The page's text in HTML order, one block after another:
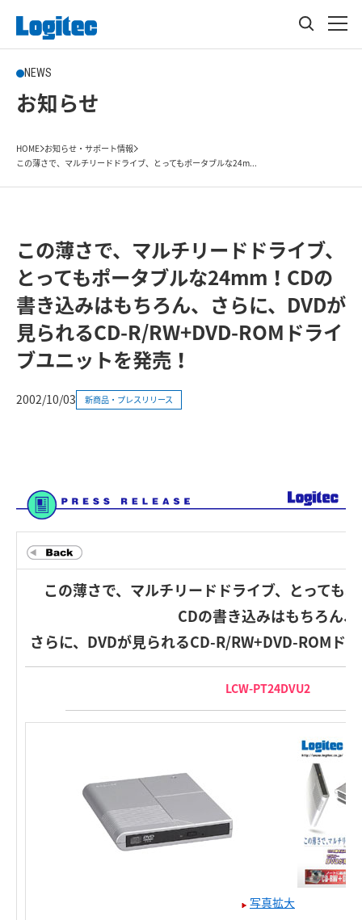
NEWS
お知らせ
HOME お知らせ・サポート情報
この薄さで、マルチリードドライブ、とってもポータブルな24m...
この薄さで、マルチリードドライブ、
とってもポータブルな24mm！CDの
書き込みはもちろん、さらに、DVDが
見られるCD-R/RW+DVD-ROMドライ
ブユニットを発売！
2002/10/03 新商品・プレスリリース
この薄さで、マルチリードドライブ、とっても
CDの書き込みはもちろん、
さらに、DVDが見られるCD-R/RW+DVD-ROMド
LCW-PT24DVU2
写真拡大